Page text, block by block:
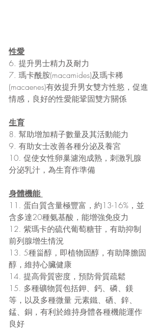
性愛
6. 提升男士精力及耐力
7. 瑪卡酰胺(macamides)及瑪卡稀
(macaenes)有效提升男女雙方性慾，促進
情感，良好的性愛能鞏固雙方關係
生育
8. 幫助增加精子數量及其活動能力
9. 有助女士改善各種分泌及養宮
10. 促使女性卵巢濾泡成熟，刺激乳腺
分泌乳汁，為生育作準備
身體機能
11. 蛋白質含量極豐富，約13-16%，並
含多達20種氨基酸，能增強免疫力
12. 紫瑪卡的硫代葡萄糖苷，有助抑制
前列腺增生情況
13. 5種甾醇，即植物固醇，有助降膽固
醇，維持心臟健康
14. 提高骨質密度，預防骨質疏鬆
15. 多種礦物質包括鉀、鈣、磷、鎂
等，以及多種微量 元素鐵、硒、鋅、
錳、銅，有利於維持身體各種機能運作
良好